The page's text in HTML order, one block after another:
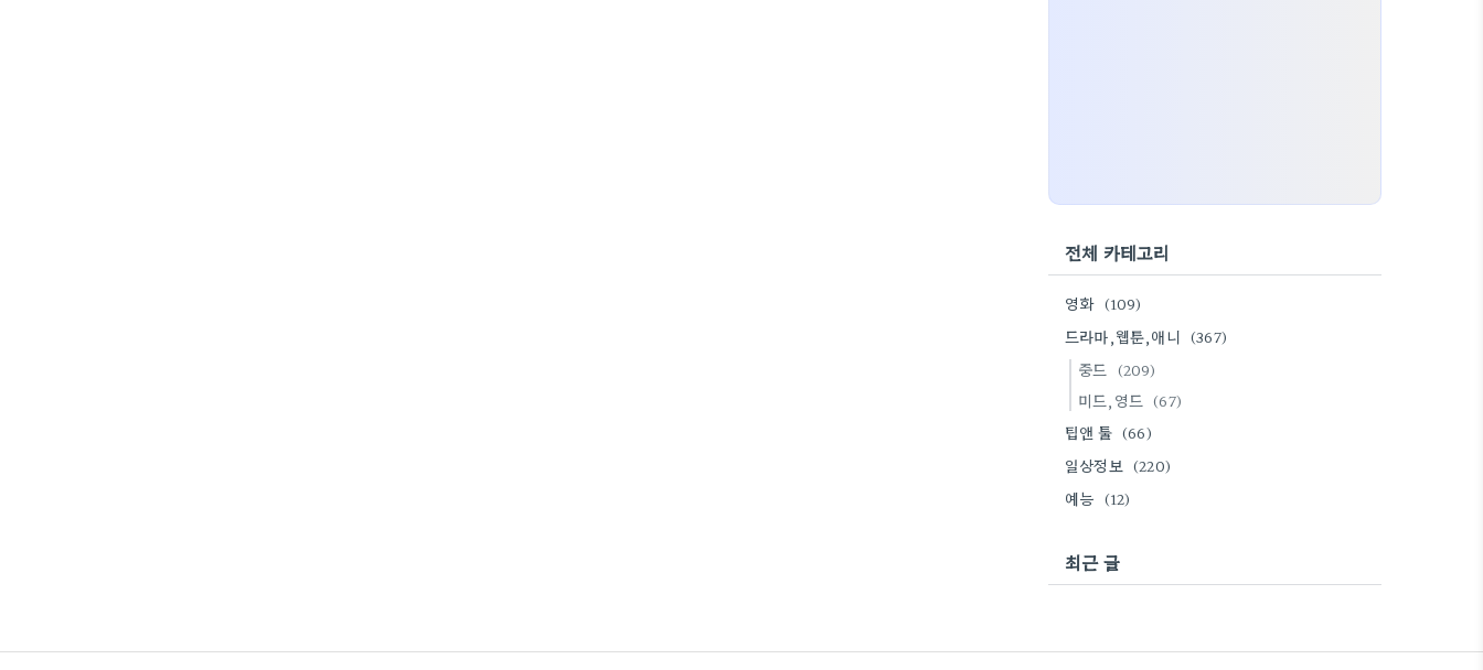
전체 카테고리
영화 (109)
드라마,웹툰,애니 (367)
중드 (209)
미드,영드 (67)
팁앤 툴 (66)
일상정보 (220)
예능 (12)
최근 글